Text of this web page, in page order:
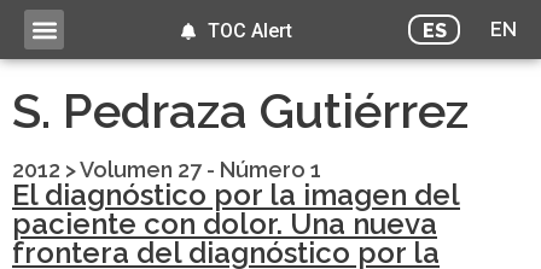
ES EN
TOC Alert
S. Pedraza Gutiérrez
2012 >Volumen 27 - Número 1
El diagnóstico por la imagen del
paciente con dolor. Una nueva
frontera del diagnóstico por la